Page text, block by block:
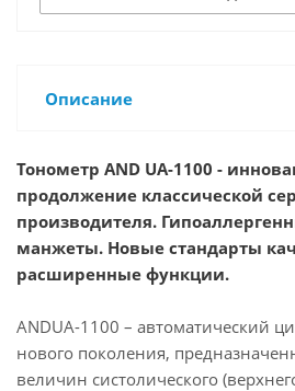
Описание
Тонометр AND UA-1100 -
продолжение классической
производителя.
манжеты. Новые стандарты
расширенные функции.
ANDUA-1100 – автоматический
нового поколения,
величин систолического